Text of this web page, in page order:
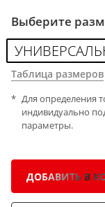
Выберите
Таблица размеров
Для определения
индивидуально
параметры.
ДОБАВИТЬ В